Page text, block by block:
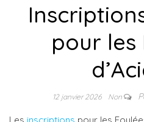
pour les
12 janvier 2026 Non